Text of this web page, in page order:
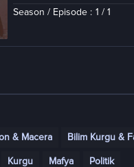
Season / Episode : 1 / 1
& Macera Bilim Kurgu &
Kurgu Mafya Politik